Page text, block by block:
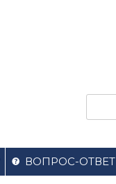
ВОПРОС-ОТВЕТ